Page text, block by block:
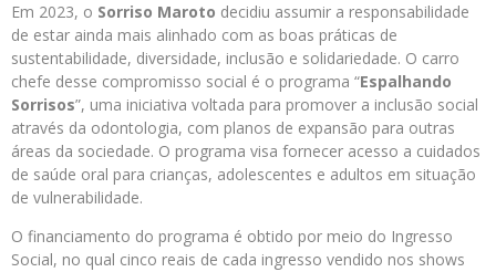
Em 2023, o Sorriso Maroto decidiu assumir a responsabilidade
de estar ainda mais alinhado com as boas práticas de
sustentabilidade, diversidade, inclusão e solidariedade. O carro
chefe desse compromisso social é o programa “Espalhando
Sorrisos”, uma iniciativa voltada para promover a inclusão social
através da odontologia, com planos de expansão para outras
áreas da sociedade. O programa visa fornecer acesso a cuidados
de saúde oral para crianças, adolescentes e adultos em situação
de vulnerabilidade.
O financiamento do programa é obtido por meio do Ingresso
Social, no qual cinco reais de cada ingresso vendido nos shows